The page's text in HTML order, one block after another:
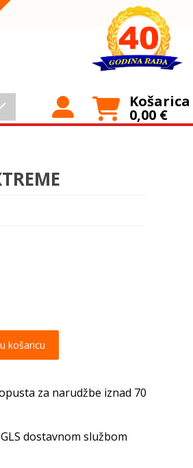
Košarica
0,00 €
košaricu
za narudžbe iznad 70
dostavnom službom